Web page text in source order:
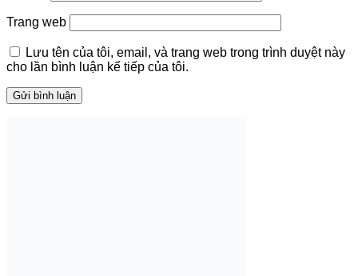
Trang web
Lưu tên của tôi, email, và trang web trong trình duyệt này
cho lần bình luận kế tiếp của tôi.